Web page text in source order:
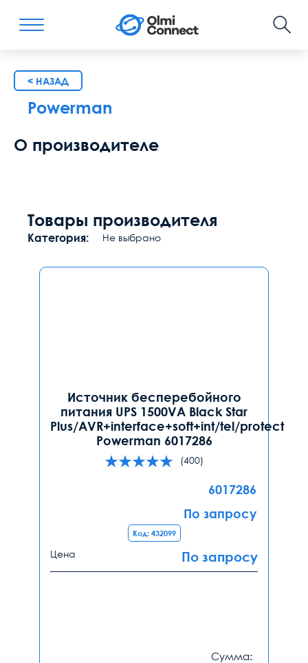
< НАЗАД
Powerman
О производителе
Товары производителя
Категория: Не выбрано
Источник бесперебойного
питания UPS 1500VA Black Star
Plus/AVR+interface+soft+int/tel/protect
Powerman 6017286
(400)
6017286
По запросу
Код: 432099
Цена По запросу
Сумма: